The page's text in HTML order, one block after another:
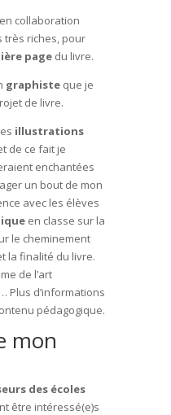
collaboration
très riches, pour
pagedu livre.
graphisteque je
de livre.
illustrations
de ce fait je
enchantées
un bout de mon
avec les élèves
en classe sur la
le cheminement
la finalité du livre.
de l’art
Plus d’informations
pédagogique.
mon
des écoles
être intéressé(e)s